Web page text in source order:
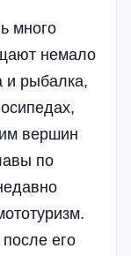
много
немало
и рыбалка,
вершин
по
его